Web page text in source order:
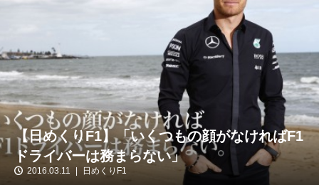
【日めくりF1】「いくつもの顔がなければF1
ドライバーは務まらない」
2016.03.11 日めくりF1